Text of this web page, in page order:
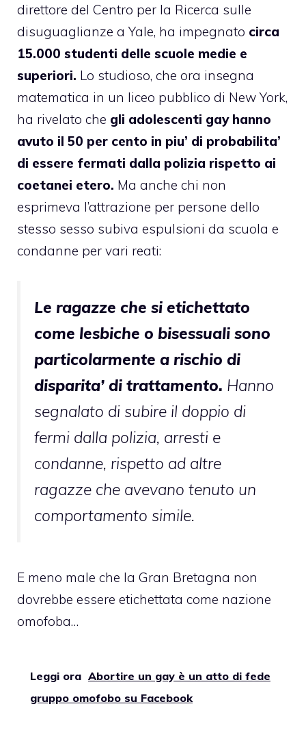
direttore del Centro per la Ricerca sulle
disuguaglianze a Yale, ha impegnato circa
15.000 studenti delle scuole medie e
superiori. Lo studioso, che ora insegna
matematica in un liceo pubblico di New York,
ha rivelato che gli adolescenti gay hanno
avuto il 50 per cento in piu’ di probabilita’
di essere fermati dalla polizia rispetto ai
coetanei etero. Ma anche chi non
esprimeva l’attrazione per persone dello
stesso sesso subiva espulsioni da scuola e
condanne per vari reati:
Le ragazze che si etichettato
come lesbiche o bisessuali sono
particolarmente a rischio di
disparita’ di trattamento. Hanno
segnalato di subire il doppio di
fermi dalla polizia, arresti e
condanne, rispetto ad altre
ragazze che avevano tenuto un
comportamento simile.
E meno male che la Gran Bretagna non
dovrebbe essere etichettata come nazione
omofoba…
Leggi ora Abortire un gay è un atto di fede
gruppo omofobo su Facebook